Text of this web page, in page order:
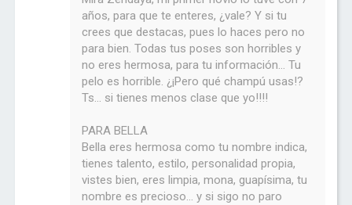
años, para que te enteres, ¿vale? Y si tu
crees que destacas, pues lo haces pero no
para bien. Todas tus poses son horribles y
no eres hermosa, para tu información... Tu
pelo es horrible. ¿¡Pero qué champú usas!?
Ts... si tienes menos clase que yo!!!!
PARA BELLA
Bella eres hermosa como tu nombre indica,
tienes talento, estilo, personalidad propia,
vistes bien, eres limpia, mona, guapísima, tu
nombre es precioso... y si sigo no paro